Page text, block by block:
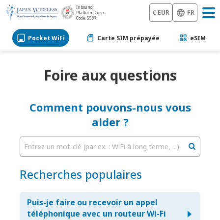
Inbound
Platform Corp.
Code: 5587
€ EUR FR
Pocket WiFi Carte SIM prépayée eSIM
Foire aux questions
Comment pouvons-nous vous
aider ?
Entrez un mot-clé (par ex. : WiFi à long terme, ...)
Recherches populaires
Puis-je faire ou recevoir un appel
téléphonique avec un routeur Wi-Fi